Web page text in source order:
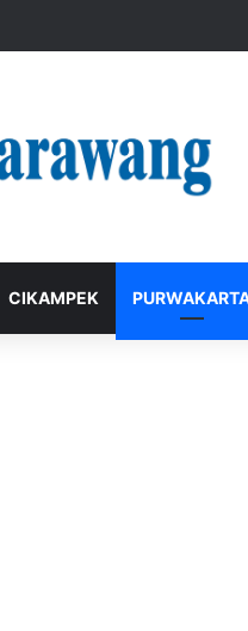
CIKAMPEK